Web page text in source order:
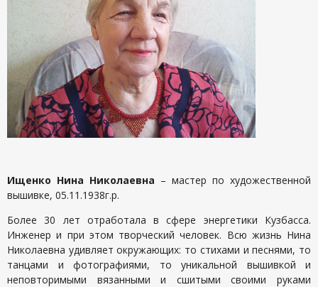
Ищенко Нина Николаевна – мастер по художественной
вышивке, 05.11.1938г.р.
Более 30 лет отработала в сфере энергетики Кузбасса.
Инженер и при этом творческий человек. Всю жизнь Нина
Николаевна удивляет окружающих: то стихами и песнями, то
танцами и фотографиями, то уникальной вышивкой и
неповторимыми вязанными и сшитыми своими руками